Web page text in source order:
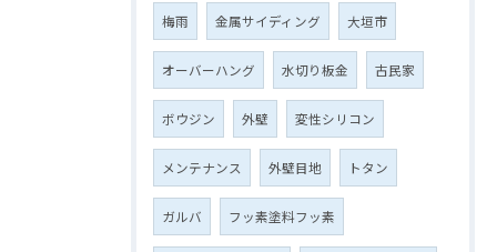
梅雨 金属サイディング 大垣市
オーバーハング 水切り板金 古民家
ボウジン 外壁 変性シリコン
メンテナンス 外壁目地 トタン
ガルバ フッ素塗料フッ素